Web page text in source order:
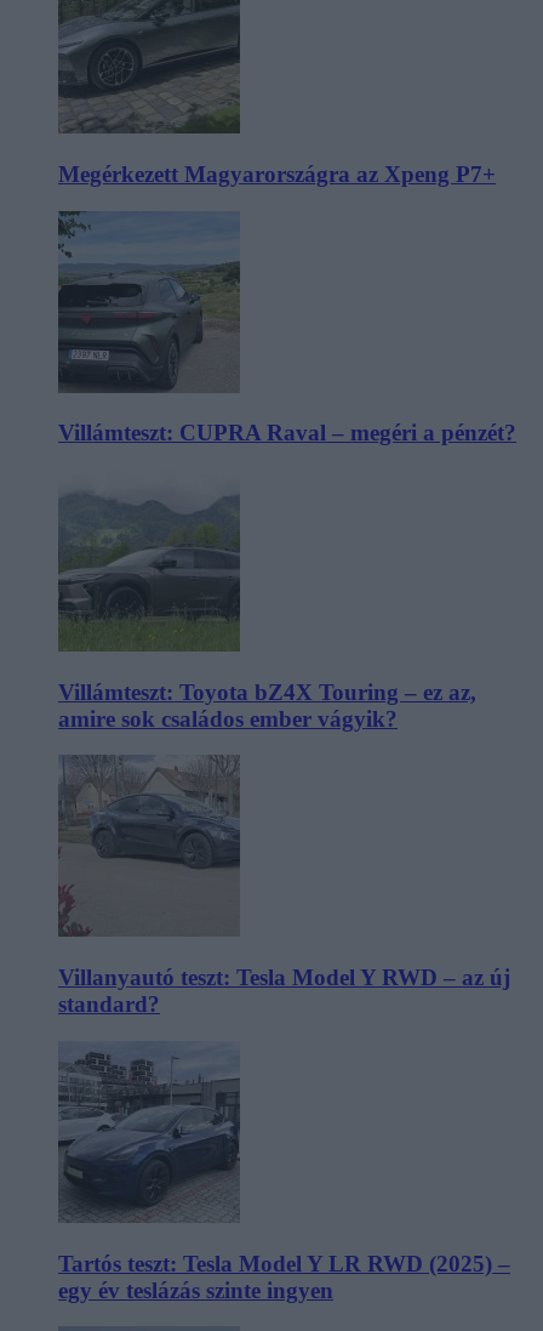
Megérkezett Magyarországra az Xpeng P7+
Villámteszt: CUPRA Raval – megéri a pénzét?
Villámteszt: Toyota bZ4X Touring – ez az,
amire sok családos ember vágyik?
Villanyautó teszt: Tesla Model Y RWD – az új
standard?
Tartós teszt: Tesla Model Y LR RWD (2025) –
egy év teslázás szinte ingyen